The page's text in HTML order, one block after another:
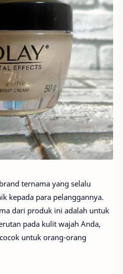
ternama yang selalu
kepada para pelanggannya.
dari produk ini adalah untuk
pada kulit wajah Anda,
untuk orang-orang